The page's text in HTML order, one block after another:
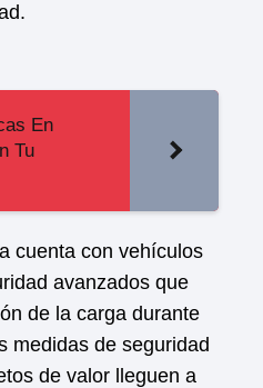
En
Tu
cuenta con vehículos
avanzados que
de la carga durante
medidas de seguridad
de valor lleguen a